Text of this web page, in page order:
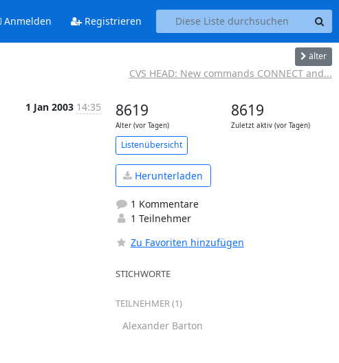
Anmelden Registrieren
älter
CVS HEAD: New commands CONNECT and...
1 Jan 2003 14:35 8619
Alter (vor Tagen)
8619
Zuletzt aktiv (vor Tagen)
Listenübersicht
Herunterladen
1 Kommentare
1 Teilnehmer
Zu Favoriten hinzufügen
STICHWORTE
TEILNEHMER (1)
Alexander Barton